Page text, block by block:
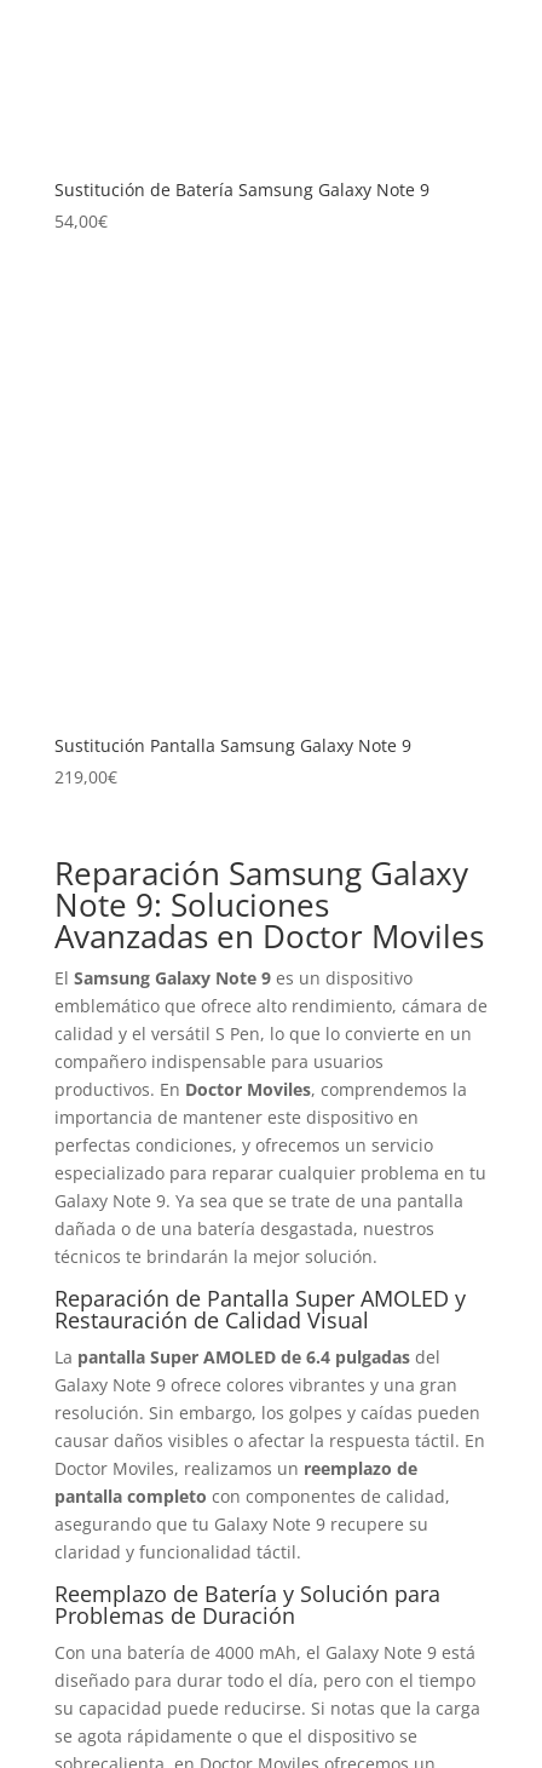
Sustitución de Batería Samsung Galaxy Note 9
54,00€
Sustitución Pantalla Samsung Galaxy Note 9
219,00€
Reparación Samsung Galaxy
Note 9: Soluciones
Avanzadas en Doctor Moviles
El Samsung Galaxy Note 9es un dispositivo
emblemático que ofrece alto rendimiento, cámara de
calidad y el versátil S Pen, lo que lo convierte en un
compañero indispensable para usuarios
productivos. En Doctor Moviles, comprendemos la
importancia de mantener este dispositivo en
perfectas condiciones, y ofrecemos un servicio
especializado para reparar cualquier problema en tu
Galaxy Note 9. Ya sea que se trate de una pantalla
dañada o de una batería desgastada, nuestros
técnicos te brindarán la mejor solución.
Reparación de Pantalla Super AMOLED y
Restauración de Calidad Visual
La pantalla Super AMOLED de 6.4 pulgadasdel
Galaxy Note 9 ofrece colores vibrantes y una gran
resolución. Sin embargo, los golpes y caídas pueden
causar daños visibles o afectar la respuesta táctil. En
Doctor Moviles, realizamos un reemplazo de
pantalla completo con componentes de calidad,
asegurando que tu Galaxy Note 9 recupere su
claridad y funcionalidad táctil.
Reemplazo de Batería y Solución para
Problemas de Duración
Con una batería de 4000 mAh, el Galaxy Note 9 está
diseñado para durar todo el día, pero con el tiempo
su capacidad puede reducirse. Si notas que la carga
se agota rápidamente o que el dispositivo se